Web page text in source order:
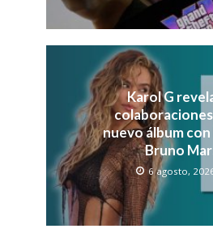
Karol G
nuevo álbum con
Bruno
6 agosto,